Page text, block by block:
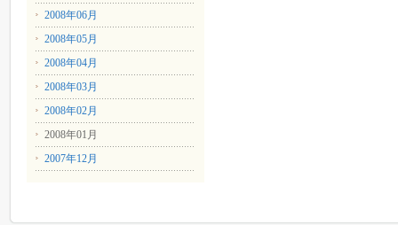
2008年06月
2008年05月
2008年04月
2008年03月
2008年02月
2008年01月
2007年12月